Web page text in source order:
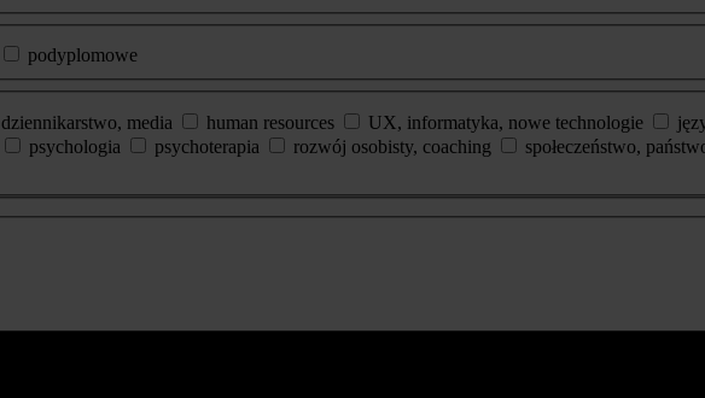
podyplomowe
dziennikarstwo, media human resources UX, informatyka, nowe technologie
psychologia psychoterapia rozwój osobisty, coaching społeczeństwo,